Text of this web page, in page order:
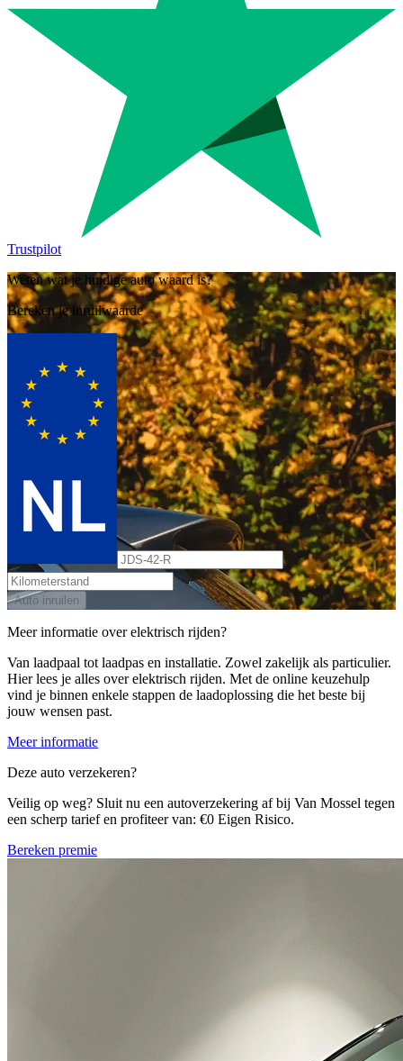
Trustpilot
Weten wat je huidige auto waard is?
Bereken je inruilwaarde
Auto inruilen
Meer informatie over elektrisch rijden?
Van laadpaal tot laadpas en installatie. Zowel zakelijk als particulier.
Hier lees je alles over elektrisch rijden. Met de online keuzehulp
vind je binnen enkele stappen de laadoplossing die het beste bij
jouw wensen past.
Meer informatie
Deze auto verzekeren?
Veilig op weg? Sluit nu een autoverzekering af bij Van Mossel tegen
een scherp tarief en profiteer van: €0 Eigen Risico.
Bereken premie